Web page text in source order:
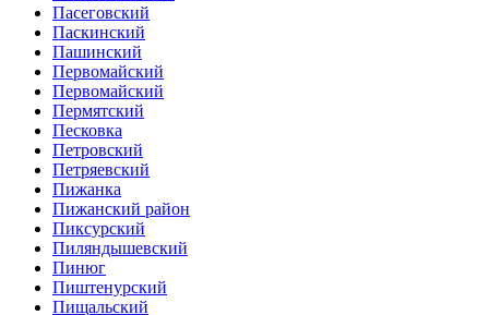
Пасеговский
Паскинский
Пашинский
Первомайский
Первомайский
Пермятский
Песковка
Петровский
Петряевский
Пижанка
Пижанский район
Пиксурский
Пиляндышевский
Пинюг
Пиштенурский
Пищальский